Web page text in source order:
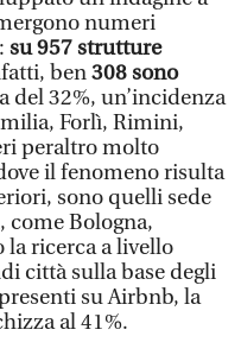
numeri
su 957 strutture
ben308 sono
del 32%, un’incidenza
Forlì, Rimini,
peraltro molto
il fenomeno risulta
sono quelli sede
come Bologna,
la ricerca a livello
città sulla base degli
su Airbnb, la
al 41%.